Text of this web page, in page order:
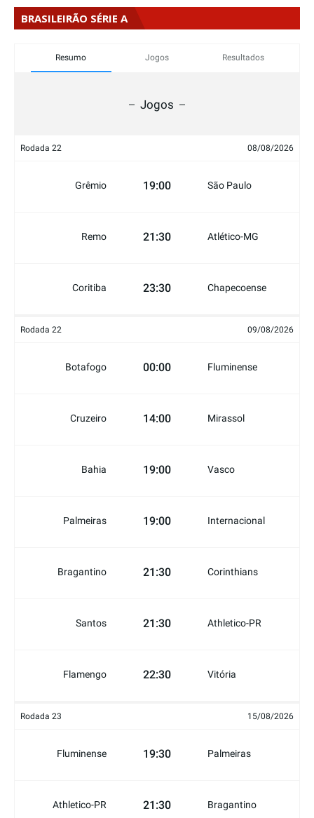
BRASILEIRÃO SÉRIE A
Resumo Jogos Resultados
Jogos
Rodada 22 08/08/2026
Grêmio 19:00 São Paulo
Remo 21:30 Atlético-MG
Coritiba 23:30 Chapecoense
Rodada 22 09/08/2026
Botafogo 00:00 Fluminense
Cruzeiro 14:00 Mirassol
Bahia 19:00 Vasco
Palmeiras 19:00 Internacional
Bragantino 21:30 Corinthians
Santos 21:30 Athletico-PR
Flamengo 22:30 Vitória
Rodada 23 15/08/2026
Fluminense 19:30 Palmeiras
Athletico-PR 21:30 Bragantino